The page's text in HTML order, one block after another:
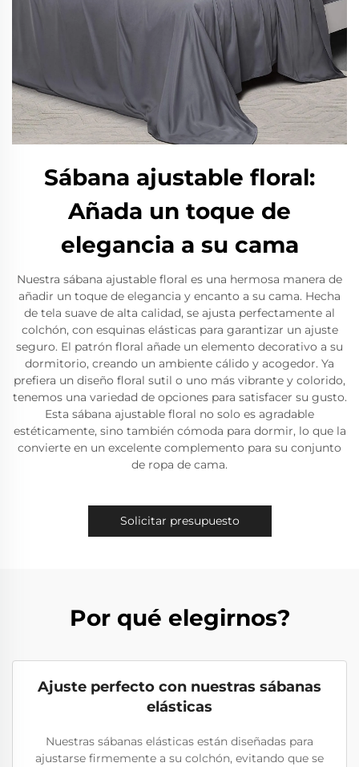
Sábana ajustable floral:
Añada un toque de
elegancia a su cama
Nuestra sábana ajustable floral es una hermosa manera de
añadir un toque de elegancia y encanto a su cama. Hecha
de tela suave de alta calidad, se ajusta perfectamente al
colchón, con esquinas elásticas para garantizar un ajuste
seguro. El patrón floral añade un elemento decorativo a su
dormitorio, creando un ambiente cálido y acogedor. Ya
prefiera un diseño floral sutil o uno más vibrante y colorido,
tenemos una variedad de opciones para satisfacer su gusto.
Esta sábana ajustable floral no solo es agradable
estéticamente, sino también cómoda para dormir, lo que la
convierte en un excelente complemento para su conjunto
de ropa de cama.
Solicitar presupuesto
Por qué elegirnos?
Ajuste perfecto con nuestras sábanas
elásticas
Nuestras sábanas elásticas están diseñadas para
ajustarse firmemente a su colchón, evitando que se